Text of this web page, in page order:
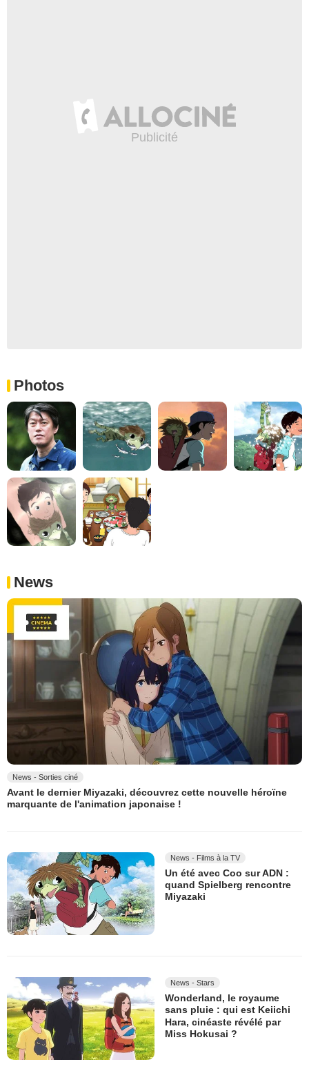
Photos
News
News - Sorties ciné
Avant le dernier Miyazaki, découvrez cette nouvelle héroïne
marquante de l'animation japonaise !
News - Films à la TV
Un été avec Coo sur ADN :
quand Spielberg rencontre
Miyazaki
News - Stars
Wonderland, le royaume
sans pluie : qui est Keiichi
Hara, cinéaste révélé par
Miss Hokusai ?